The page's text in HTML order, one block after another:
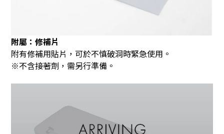
附屬：修補片
附有修補用貼片，可於不慎破洞時緊急使用。
※不含接著劑，需另行準備。